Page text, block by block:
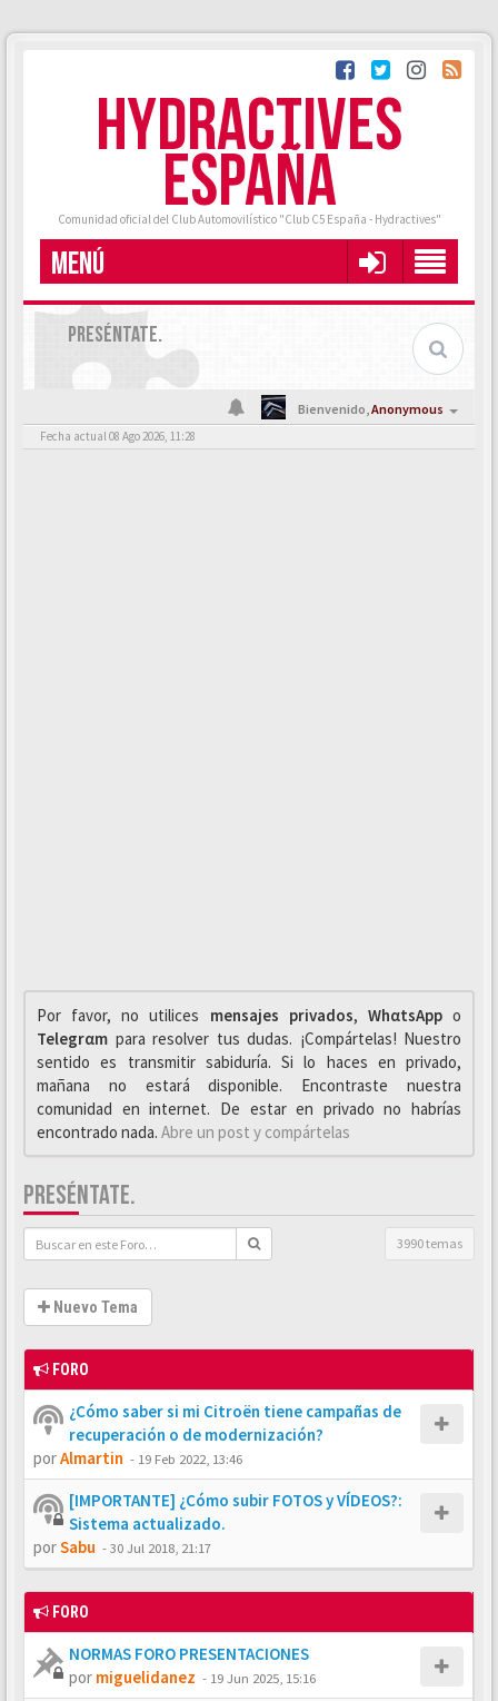
HYDRACTIVES
ESPAÑA
Comunidad oficial del Club Automovilístico "Club C5 España - Hydractives"
MENÚ
PRESÉNTATE.
Bienvenido,Anonymous
Fecha actual 08 Ago 2026, 11:28
Por favor, no utilices mensajes privados, WhαtsAppo
Telegrαm para resolver tus dudas. ¡Compártelas! Nuestro
sentido es transmitir sabiduría. Si lo haces en privado,
mañana no estará disponible. Encontraste nuestra
comunidad en internet. De estar en privado no habrías
encontrado nada. Abre un post y compártelas
PRESÉNTATE.
3990 temas
Nuevo Tema
FORO
¿Cómo saber si mi Citroën tiene campañas de
recuperación o de modernización?
porAlmartin - 19 Feb 2022, 13:46
[IMPORTANTE] ¿Cómo subir FOTOS y VÍDEOS?:
Sistema actualizado.
porSabu -30 Jul 2018, 21:17
FORO
NORMAS FORO PRESENTACIONES
por miguelidanez - 19 Jun 2025, 15:16